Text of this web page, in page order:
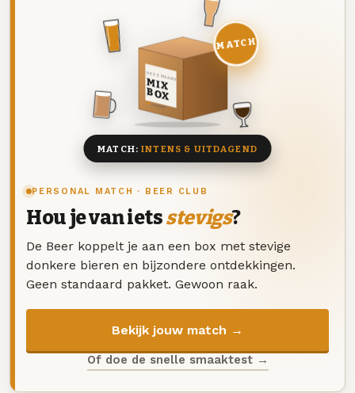
PERSONAL MATCH · BEER CLUB
Hou je van ietsstevigs?
De Beer koppelt je aan een box met stevige
donkere bieren en bijzondere ontdekkingen.
Geen standaard pakket. Gewoon raak.
Bekijk jouw match →
Of doe de snelle smaaktest →
DEZE MAAND
MIX
BOX
8 BIEREN
MATCH
MATCH:INTENS & UITDAGEND